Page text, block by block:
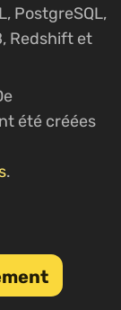
PostgreSQL,
Redshift et
été créées
.